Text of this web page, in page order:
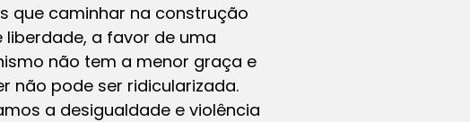
que caminhar na construção
a favor de uma
não tem a menor graça e
não pode ser ridicularizada.
a desigualdade e violência